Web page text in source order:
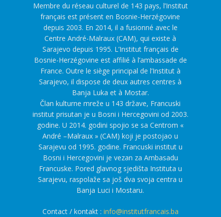
Membre du réseau culturel de 143 pays, l’Institut
français est présent en Bosnie-Herzégovine
depuis 2003. En 2014, il a fusionné avec le
Centre André-Malraux (CAM), qui existe à
Sarajevo depuis 1995. L’Institut français de
Bosnie-Herzégovine est affilié à l’ambassade de
France. Outre le siège principal de l’Institut à
Sarajevo, il dispose de deux autres centres à
Banja Luka et à Mostar.
Član kulturne mreže u 143 države, Francuski
institut prisutan je u Bosni i Hercegovini od 2003.
godine. U 2014. godini spojio se sa Centrom «
André –Malraux » (CAM) koji je postojao u
Sarajevu od 1995. godine. Francuski institut u
Bosni i Hercegovini je vezan za Ambasadu
Francuske. Pored glavnog sjedišta Instituta u
Sarajevu, raspolaže sa još dva svoja centra u
Banja Luci i Mostaru.
Contact / kontakt : info@institutfrancais.ba